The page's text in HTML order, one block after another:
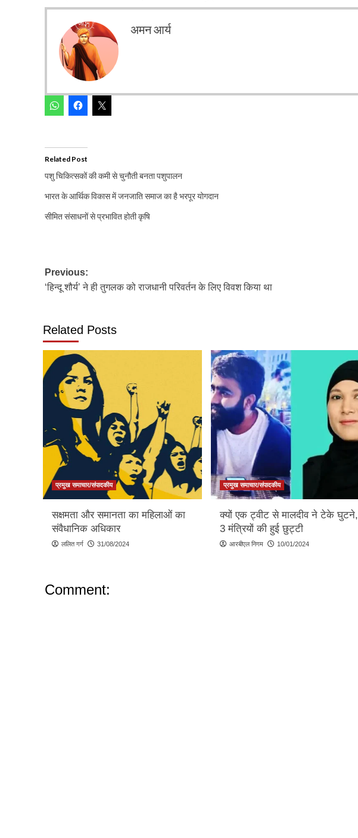
अमन आर्य
Related Post
पशु चिकित्सकों की कमी से चुनौती बनता पशुपालन
भारत के आर्थिक विकास में जनजाति समाज का है भरपूर योगदान
सीमित संसाधनों से प्रभावित होती कृषि
Post
navigation
Previous:
‘हिन्दू शौर्य’ ने ही तुगलक को राजधानी परिवर्तन के लिए विवश किया था
Related Posts
प्रमुख समाचार/संपादकीय
सक्षमता और समानता का महिलाओं का
संवैधानिक अधिकार
ललित गर्ग 31/08/2024
प्रमुख समाचार/संपादकीय
क्यों एक ट्वीट से मालदीव ने टेके घुटने,
3 मंत्रियों की हुई छुट्टी
आरबीएल निगम 10/01/2024
Comment: